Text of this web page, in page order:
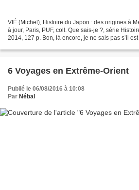
VIÉ (Michel), Histoire du Japon : des origines à
à jour, Paris, PUF, coll. Que sais-je ?, série
2014, 127 p. Bon, là encore, je ne sais pas s’il
6 Voyages en Extrême-Orient
Publié le 06/08/2016 à 10:08
Par Nébal